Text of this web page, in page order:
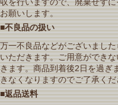
お願いします。
■不良品の扱い
万一不良品などがございまし
いただきます。ご用意ができ
きます。商品到着後2日を過ぎ
きなくなりますのでご了承く
■返品送料